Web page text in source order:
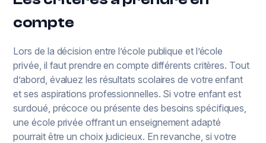
compte
Lors de la décision entre l’école publique et l’école
privée, il faut prendre en compte différents critères. Tout
d’abord, évaluez les résultats scolaires de votre enfant
et ses aspirations professionnelles. Si votre enfant est
surdoué, précoce ou présente des besoins spécifiques,
une école privée offrant un enseignement adapté
pourrait être un choix judicieux. En revanche, si votre